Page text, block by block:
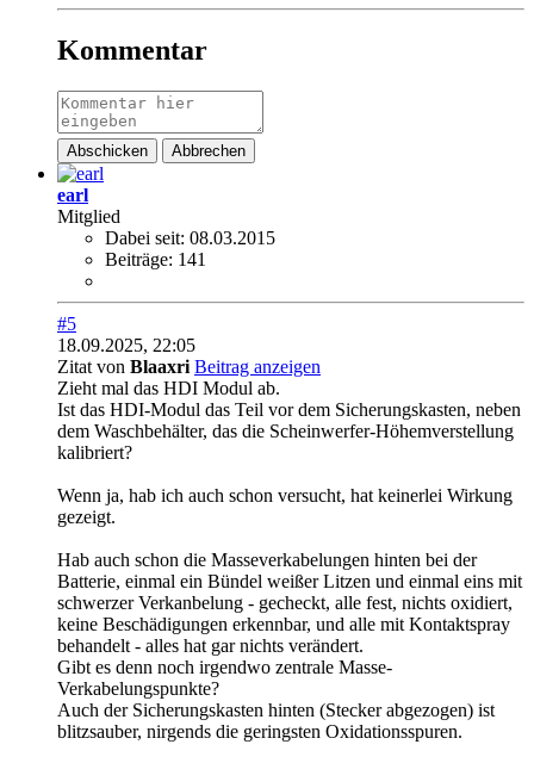
Kommentar
Abschicken Abbrechen
earl
Mitglied
Dabei seit: 08.03.2015
Beiträge: 141
#5
18.09.2025, 22:05
Zitat von Blaaxri Beitrag anzeigen
Zieht mal das HDI Modul ab.
Ist das HDI-Modul das Teil vor dem Sicherungskasten, neben
dem Waschbehälter, das die Scheinwerfer-Höhemverstellung
kalibriert?
Wenn ja, hab ich auch schon versucht, hat keinerlei Wirkung
gezeigt.
Hab auch schon die Masseverkabelungen hinten bei der
Batterie, einmal ein Bündel weißer Litzen und einmal eins mit
schwerzer Verkanbelung - gecheckt, alle fest, nichts oxidiert,
keine Beschädigungen erkennbar, und alle mit Kontaktspray
behandelt - alles hat gar nichts verändert.
Gibt es denn noch irgendwo zentrale Masse-
Verkabelungspunkte?
Auch der Sicherungskasten hinten (Stecker abgezogen) ist
blitzsauber, nirgends die geringsten Oxidationsspuren.